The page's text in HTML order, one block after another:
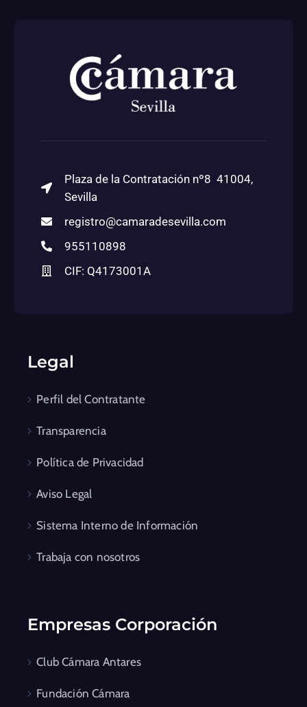
Plaza de la Contratación nº8 41004,
Sevilla
registro@camaradesevilla.com
955110898
CIF: Q4173001A
Legal
Perfil del Contratante
Transparencia
Política de Privacidad
Aviso Legal
Sistema Interno de Información
Trabaja con nosotros
Empresas Corporación
Club Cámara Antares
Fundación Cámara